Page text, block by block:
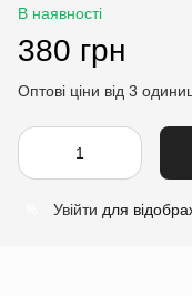
В наявності
380 грн
Оптові ціни від 3
Увійти для